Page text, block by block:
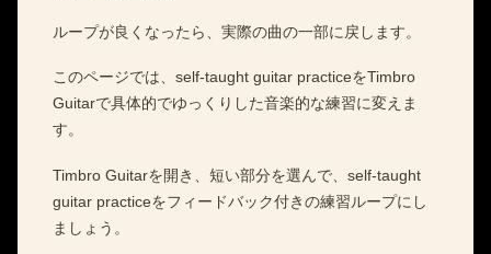
ループが良くなったら、実際の曲の一部に戻します。
このページでは、self-taught guitar practiceをTimbro
Guitarで具体的でゆっくりした音楽的な練習に変えま
す。
Timbro Guitarを開き、短い部分を選んで、self-taught
guitar practiceをフィードバック付きの練習ループにし
ましょう。